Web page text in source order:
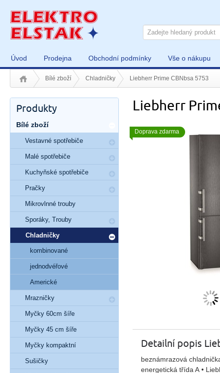
Úvod Prodejna Obchodní podmínky Vše o nákupu
Bílé zboží Chladničky Liebherr Prime CBNbsa 5753
Liebherr
Doprava zdarma
Detailní popis
beznámrazová
energetická třída A •
Produkty
Bílé zboží
Vestavné spotřebiče
Malé spotřebiče
Kuchyňské spotřebiče
Pračky
Mikrovlnné trouby
Sporáky, Trouby
Chladničky
kombinované
jednodvéřové
Americké
Mrazničky
Myčky 60cm šíře
Myčky 45 cm šíře
Myčky kompaktní
Sušičky